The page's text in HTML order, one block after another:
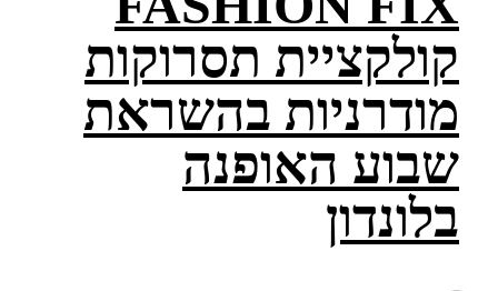
קולקציית תסרוקות
מודרניות בהשראת
שבוע האופנה
בלונדון